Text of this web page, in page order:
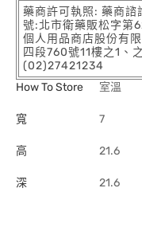
藥商許可執照: 藥商
號:北市衛藥販松字第
個人用品商店股份有
四段760號11樓之1、
(02)27421234
How To Store
室溫
寬 7
高 21.6
深 21.6